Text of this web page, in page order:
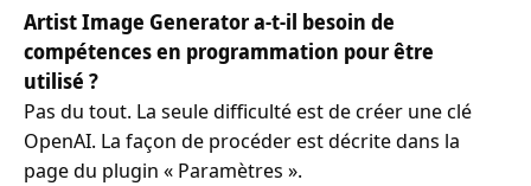
Artist Image Generator a-t-il besoin de
compétences en programmation pour être
utilisé ?
Pas du tout. La seule difficulté est de créer une clé
OpenAI. La façon de procéder est décrite dans la
page du plugin « Paramètres ».